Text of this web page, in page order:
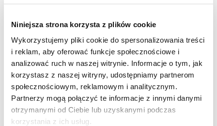
Niniejsza strona korzysta z plików cookie
Wykorzystujemy pliki cookie do spersonalizowania treści
i reklam, aby oferować funkcje społecznościowe i
analizować ruch w naszej witrynie. Informacje o tym, jak
korzystasz z naszej witryny, udostępniamy partnerom
społecznościowym, reklamowym i analitycznym.
Partnerzy mogą połączyć te informacje z innymi danymi
otrzymanymi od Ciebie lub uzyskanymi podczas
korzystania z ich usług.
Wodoodporność
Wodoodporność (Schmerber): Tropik ＞ 2000
Podłoga sypialni ＞ 2400 mm.
Strona produktu w sklepie